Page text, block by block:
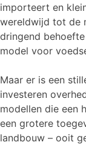
importeert en
wereldwijd tot de
dringend
model voor
Maar er is een
investeren
modellen die een
een grotere
landbouw – ooit